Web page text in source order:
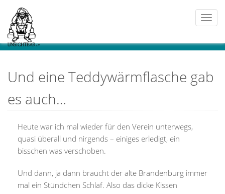
Und eine Teddywärmflasche gab
es auch…
Heute war ich mal wieder für den Verein unterwegs,
quasi überall und nirgends – einiges erledigt, ein
bisschen was verschoben.
Und dann, ja dann braucht der alte Brandenburg immer
mal ein Stündchen Schlaf. Also das dicke Kissen